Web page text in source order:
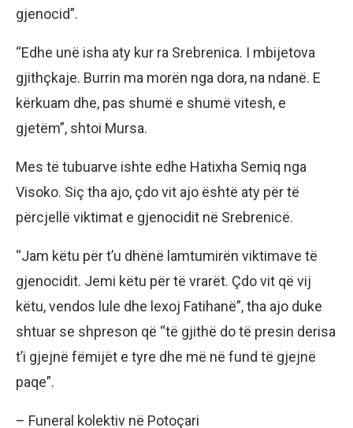
gjenocid”.
“Edhe unë isha aty kur ra Srebrenica. I mbijetova
gjithçkaje. Burrin ma morën nga dora, na ndanë. E
kërkuam dhe, pas shumë e shumë vitesh, e
gjetëm”, shtoi Mursa.
Mes të tubuarve ishte edhe Hatixha Semiq nga
Visoko. Siç tha ajo, çdo vit ajo është aty për të
përcjellë viktimat e gjenocidit në Srebrenicë.
“Jam këtu për t’u dhënë lamtumirën viktimave të
gjenocidit. Jemi këtu për të vrarët. Çdo vit që vij
këtu, vendos lule dhe lexoj Fatihanë”, tha ajo duke
shtuar se shpreson që “të gjithë do të presin derisa
t’i gjejnë fëmijët e tyre dhe më në fund të gjejnë
paqe”.
– Funeral kolektiv në Potoçari